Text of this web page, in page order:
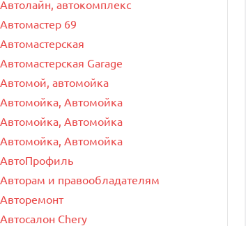
Автолайн, автокомплекс
Автомастер 69
Автомастерская
Автомастерская Garage
Автомой, автомойка
Автомойка, Автомойка
Автомойка, Автомойка
Автомойка, Автомойка
АвтоПрофиль
Авторам и правообладателям
Авторемонт
Автосалон Chery